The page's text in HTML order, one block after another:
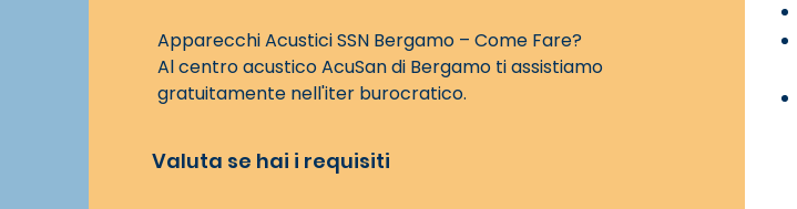
Apparecchi Acustici SSN Bergamo – Come Fare?
Al centro acustico AcuSan di Bergamo ti assistiamo
gratuitamente nell'iter burocratico.
Valuta se hai i requisiti